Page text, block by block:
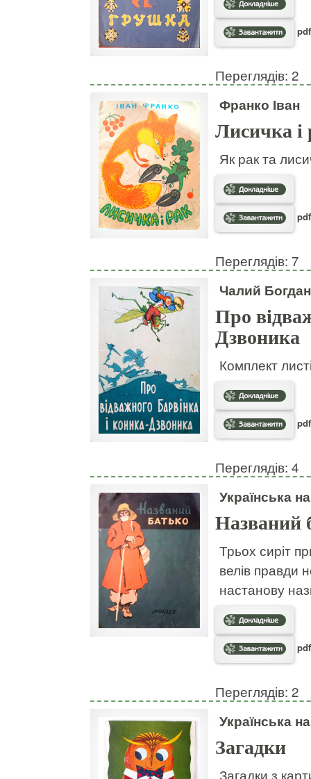
Переглядів: 2
Франко Іван
Лисичка і
Як рак та
Переглядів: 7
Чалий
Про
Дзвоника
Комплект
Переглядів: 4
Українська
Названий
Трьох сиріт
велів правди
настанову
Переглядів: 2
Українська
Загадки
Загадки з